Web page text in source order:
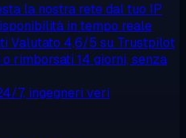
la nostra rete dal tuo IP
in tempo reale
Valutato 4,6/5 su Trustpilot
rimborsati 14 giorni, senza
7, ingegneri veri